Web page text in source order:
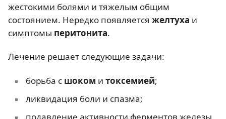
жестокими болями и тяжелым общим
состоянием. Нередко появляется желтуха и
симптомы перитонита.
Лечение решает следующие задачи:
борьба с шоком и токсемией;
ликвидация боли и спазма;
подавление активности ферментов железы